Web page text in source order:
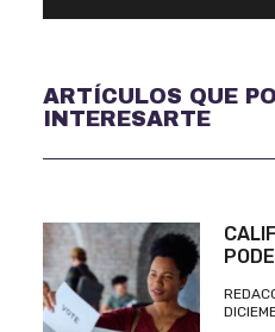
ARTÍCULOS QUE
INTERESARTE